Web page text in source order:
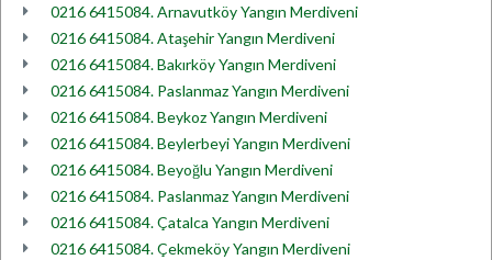
0216 6415084. Arnavutköy Yangın Merdiveni
0216 6415084. Ataşehir Yangın Merdiveni
0216 6415084. Bakırköy Yangın Merdiveni
0216 6415084. Paslanmaz Yangın Merdiveni
0216 6415084. Beykoz Yangın Merdiveni
0216 6415084. Beylerbeyi Yangın Merdiveni
0216 6415084. Beyoğlu Yangın Merdiveni
0216 6415084. Paslanmaz Yangın Merdiveni
0216 6415084. Çatalca Yangın Merdiveni
0216 6415084. Çekmeköy Yangın Merdiveni